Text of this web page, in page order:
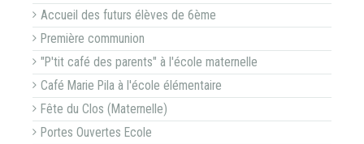
Accueil des futurs élèves de 6ème
Première communion
"P'tit café des parents" à l'école maternelle
Café Marie Pila à l'école élémentaire
Fête du Clos (Maternelle)
Portes Ouvertes Ecole